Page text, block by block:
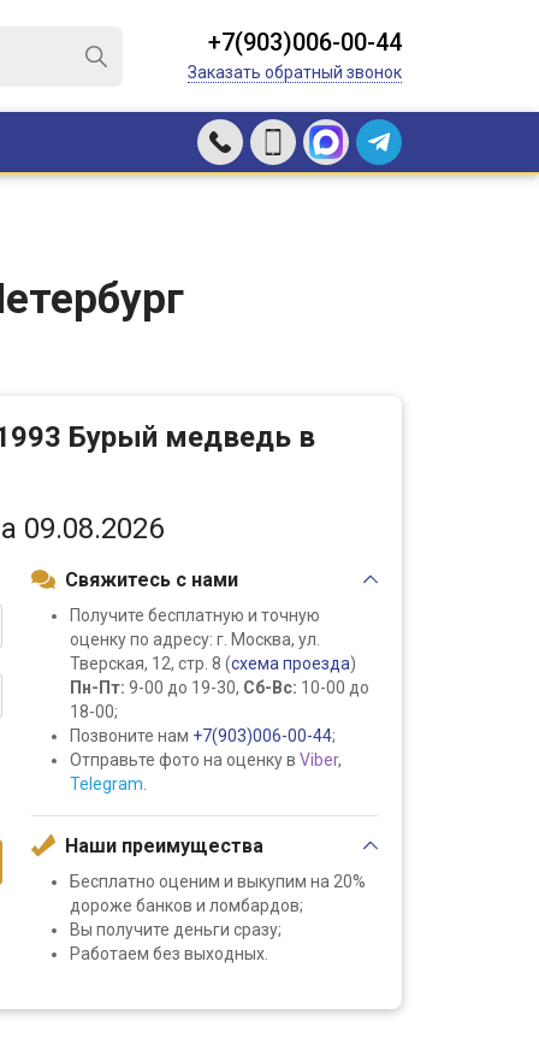
+7(903)006-00-44
Заказать обратный звонок
Бурый медведь в
09.08.2026
Свяжитесь с нами
Получите бесплатную и точную
оценку по адресу: г. Москва, ул.
Тверская, 12, стр. 8 (схема проезда)
Пн-Пт: 9-00 до 19-30, Сб-Вс: 10-00 до
18-00;
Позвоните нам +7(903)006-00-44;
Отправьте фото на оценку в Viber,
Telegram
Наши преимущества
Бесплатно оценим и выкупим на 20%
дороже банков и ломбардов;
Вы получите деньги сразу;
Работаем без выходных.